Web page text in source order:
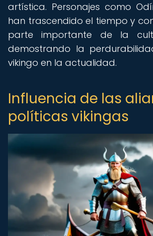
artística. Personajes como
han trascendido el tiempo y
parte importante de la
demostrando la
vikingo en la actualidad.
Influencia de las
políticas vikingas